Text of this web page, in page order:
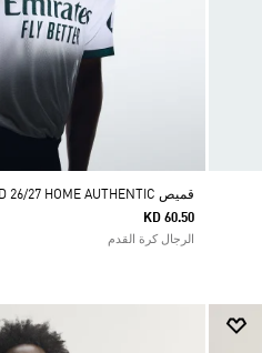
قميص REAL MADRID 26/27 HOME AUTHENTIC
KD 60.50
الرجال كرة القدم